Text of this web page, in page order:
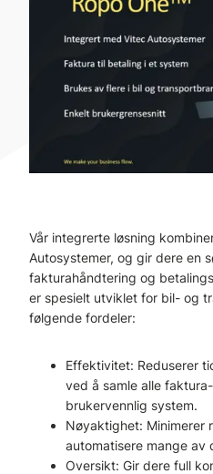
Vår integrerte løsning
Autosystemer, og gir dere en
fakturahåndtering og
er spesielt utviklet for bil- og
følgende fordeler:
Effektivitet: Reduserer
ved å samle alle
brukervennlig system.
Nøyaktighet: Minimerer
automatisere mange av
Oversikt: Gir dere full